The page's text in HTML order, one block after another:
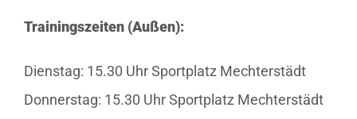
Trainingszeiten (Außen):
Dienstag: 15.30 Uhr Sportplatz Mechterstädt
Donnerstag: 15.30 Uhr Sportplatz Mechterstädt